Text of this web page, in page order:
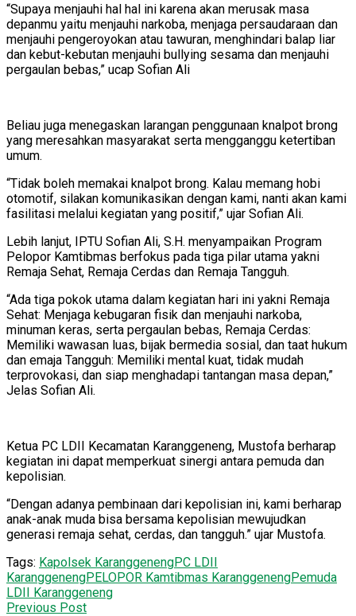
“Supaya menjauhi hal hal ini karena akan merusak masa
depanmu yaitu menjauhi narkoba, menjaga persaudaraan dan
menjauhi pengeroyokan atau tawuran, menghindari balap liar
dan kebut-kebutan menjauhi bullying sesama dan menjauhi
pergaulan bebas,” ucap Sofian Ali
Beliau juga menegaskan larangan penggunaan knalpot brong
yang meresahkan masyarakat serta mengganggu ketertiban
umum.
“Tidak boleh memakai knalpot brong. Kalau memang hobi
otomotif, silakan komunikasikan dengan kami, nanti akan kami
fasilitasi melalui kegiatan yang positif,” ujar Sofian Ali.
Lebih lanjut, IPTU Sofian Ali, S.H. menyampaikan Program
Pelopor Kamtibmas berfokus pada tiga pilar utama yakni
Remaja Sehat, Remaja Cerdas dan Remaja Tangguh.
“Ada tiga pokok utama dalam kegiatan hari ini yakni Remaja
Sehat: Menjaga kebugaran fisik dan menjauhi narkoba,
minuman keras, serta pergaulan bebas, Remaja Cerdas:
Memiliki wawasan luas, bijak bermedia sosial, dan taat hukum
dan emaja Tangguh: Memiliki mental kuat, tidak mudah
terprovokasi, dan siap menghadapi tantangan masa depan,”
Jelas Sofian Ali.
Ketua PC LDII Kecamatan Karanggeneng, Mustofa berharap
kegiatan ini dapat memperkuat sinergi antara pemuda dan
kepolisian.
“Dengan adanya pembinaan dari kepolisian ini, kami berharap
anak-anak muda bisa bersama kepolisian mewujudkan
generasi remaja sehat, cerdas, dan tangguh.” ujar Mustofa.
Tags: Kapolsek KaranggenengPC LDII
KaranggenengPELOPOR Kamtibmas KaranggenengPemuda
LDII Karanggeneng
Previous Post